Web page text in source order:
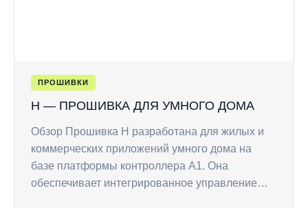
ПРОШИВКИ
H — ПРОШИВКА ДЛЯ УМНОГО ДОМА
Обзор Прошивка H разработана для жилых и
коммерческих приложений умного дома на
базе платформы контроллера A1. Она
обеспечивает интегрированное управление…